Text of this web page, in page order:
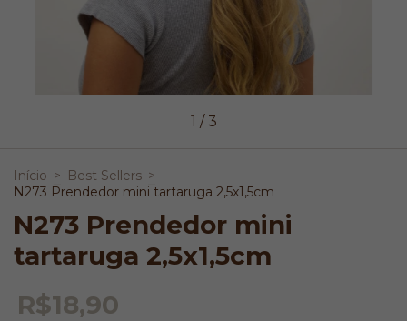
1 / 3
Início > Best Sellers >
N273 Prendedor mini tartaruga 2,5x1,5cm
N273 Prendedor mini
tartaruga 2,5x1,5cm
R$18,90